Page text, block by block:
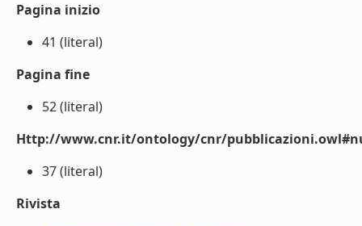
Pagina inizio
41 (literal)
Pagina fine
52 (literal)
Http://www.cnr.it/ontology/cnr/
37 (literal)
Rivista